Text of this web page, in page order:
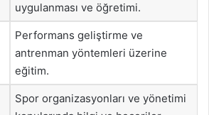
uygulanması ve öğretimi.
Performans geliştirme ve
antrenman yöntemleri üzerine
eğitim.
Spor organizasyonları ve yönetimi